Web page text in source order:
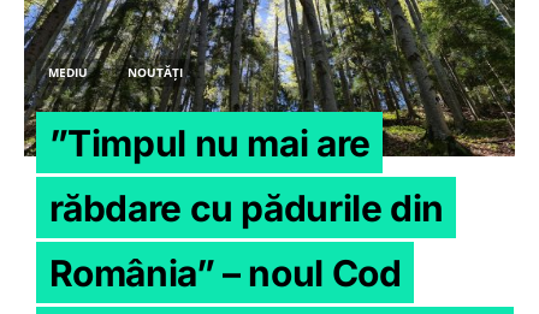
MEDIU NOUTĂȚI
”Timpul nu mai are
răbdare cu pădurile din
România” – noul Cod